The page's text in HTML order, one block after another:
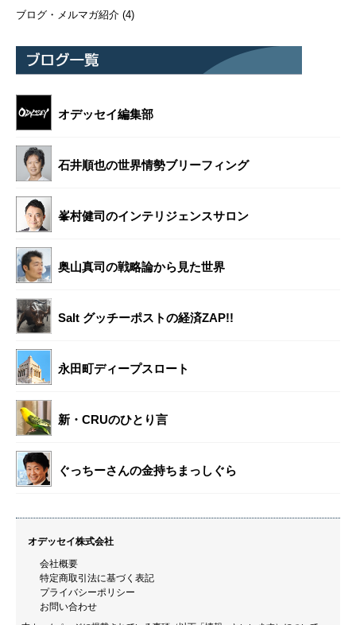
ブログ・メルマガ紹介 (4)
オデッセイ編集部
石井順也の世界情勢ブリーフィング
峯村健司のインテリジェンスサロン
奥山真司の戦略論から見た世界
Salt グッチーポストの経済ZAP!!
永田町ディープスロート
新・CRUのひとり言
ぐっちーさんの金持ちまっしぐら
オデッセイ株式会社
会社概要
特定商取引法に基づく表記
プライバシーポリシー
お問い合わせ